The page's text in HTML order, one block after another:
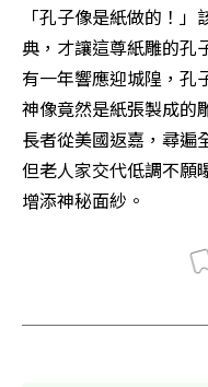
「孔子像是紙做的！
典，才讓這尊紙雕的孔
有一年響應迎城隍，孔
神像竟然是紙張製成的
長者從美國返嘉，尋遍
但老人家交代低調不願
增添神秘面紗。